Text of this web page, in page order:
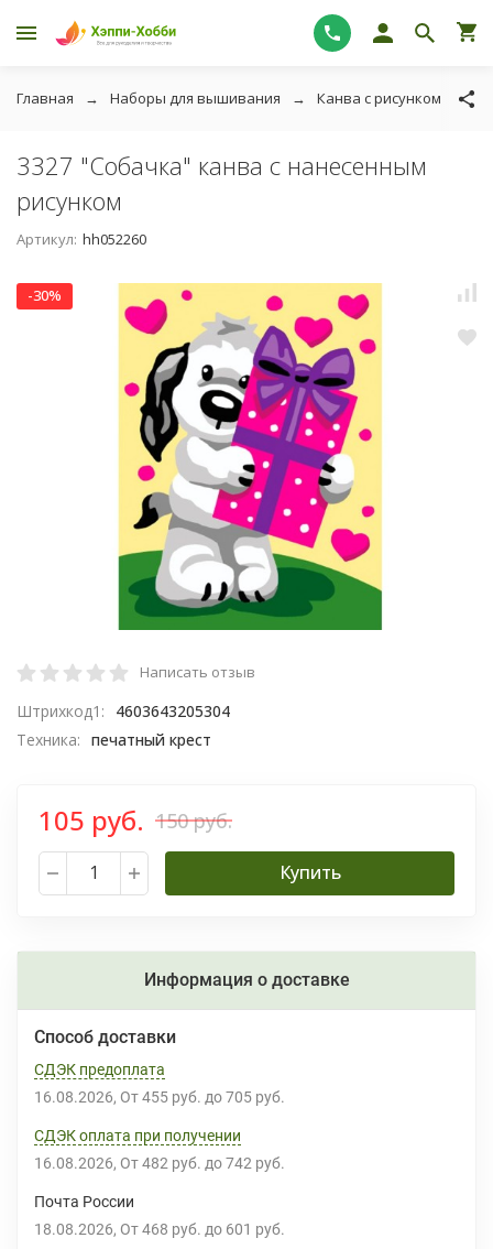
Главная Наборы для вышивания Канва с рисунком
3327 "Собачка" канва с нанесенным
рисунком
Артикул: hh052260
-30%
Написать отзыв
Штрихкод1:
4603643205304
Техника: печатный крест
105 руб. 150 руб.
Купить
Информация о доставке
Способ доставки
СДЭК предоплата
16.08.2026 От 455 руб. до 705 руб.
СДЭК оплата при получении
16.08.2026 От 482 руб. до 742 руб.
Почта России
18.08.2026 От 468 руб. до 601 руб.